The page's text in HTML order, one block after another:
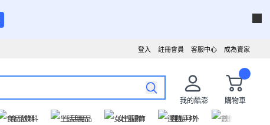
成為賣家
客服中心
註冊會員
登入
我的酷澎
購物車
食品飲料 生活用品 女性服飾 運動戶外 數位家電